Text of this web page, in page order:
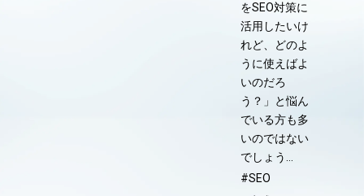
をSEO対策に
活用したいけ
れど、どのよ
うに使えばよ
いのだろ
う？」と悩ん
でいる方も多
いのではない
でしょう…
#SEO